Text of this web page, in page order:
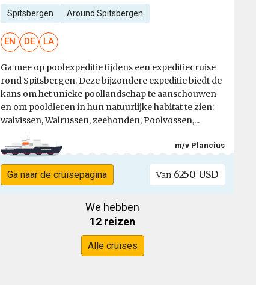
Spitsbergen Around Spitsbergen
EN DE LA
Ga mee op poolexpeditie tijdens een expeditiecruise
rond Spitsbergen. Deze bijzondere expeditie biedt de
kans om het unieke poollandschap te aanschouwen
en om pooldieren in hun natuurlijke habitat te zien:
walvissen, Walrussen, zeehonden, Poolvossen,...
m/v Plancius
Ga naar de cruisepagina Van 6250 USD
We hebben
12 reizen
Alle cruises